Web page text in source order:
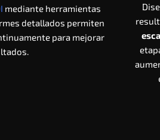
mediante herramientas
detallados permiten
para mejorar